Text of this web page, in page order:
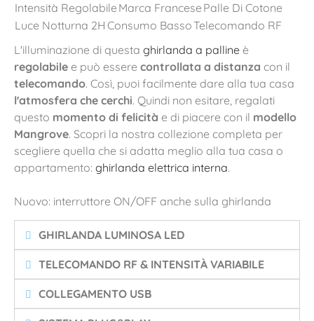
Intensità Regolabile Marca Francese Palle Di Cotone
Luce Notturna 2H Consumo BassoTelecomando RF
L'illuminazione di questa ghirlanda a palline è
regolabile e può essere controllata a distanza con il
telecomando. Così, puoi facilmente dare alla tua casa
l'atmosfera che cerchi. Quindi non esitare, regalati
questo momento di felicità e di piacere con il modello
Mangrove. Scopri la nostra collezione completa per
scegliere quella che si adatta meglio alla tua casa o
appartamento: ghirlanda elettrica interna.
Nuovo: interruttore ON/OFF anche sulla ghirlanda
GHIRLANDA LUMINOSA LED
TELECOMANDO RF & INTENSITÀ VARIABILE
COLLEGAMENTO USB